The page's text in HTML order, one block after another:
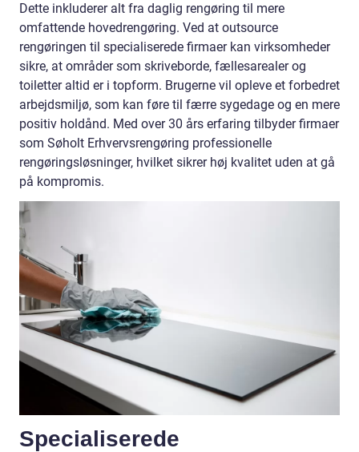
Dette inkluderer alt fra daglig rengøring til mere
omfattende hovedrengøring. Ved at outsource
rengøringen til specialiserede firmaer kan virksomheder
sikre, at områder som skriveborde, fællesarealer og
toiletter altid er i topform. Brugerne vil opleve et forbedret
arbejdsmiljø, som kan føre til færre sygedage og en mere
positiv holdånd. Med over 30 års erfaring tilbyder firmaer
som Søholt Erhvervsrengøring professionelle
rengøringsløsninger, hvilket sikrer høj kvalitet uden at gå
på kompromis.
Specialiserede